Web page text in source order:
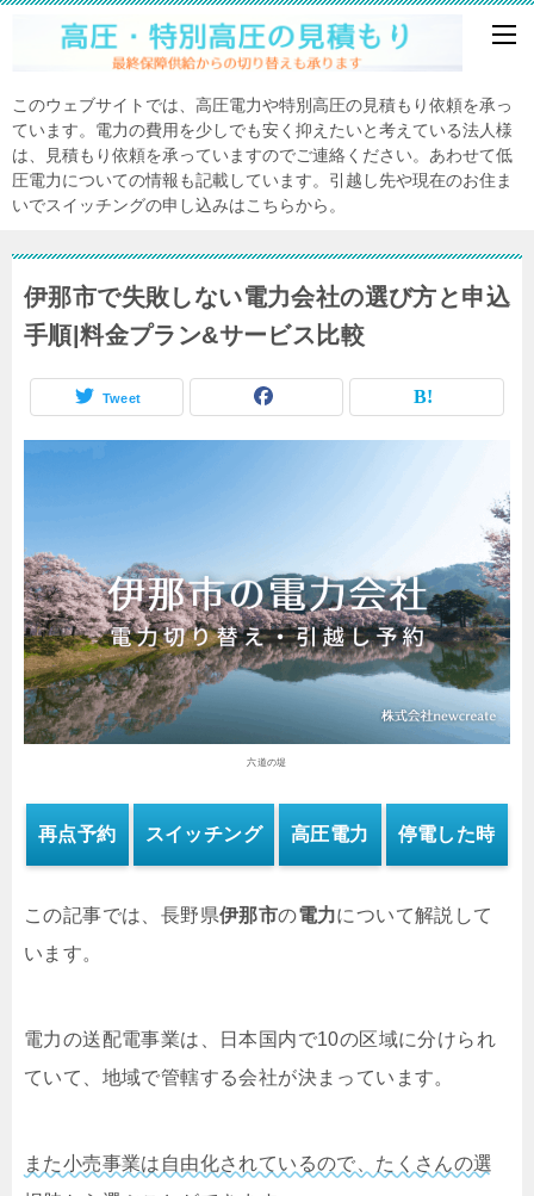
このウェブサイトでは、高圧電力や特別高圧の見積もり依頼を承っ
ています。電力の費用を少しでも安く抑えたいと考えている法人様
は、見積もり依頼を承っていますのでご連絡ください。あわせて低
圧電力についての情報も記載しています。引越し先や現在のお住ま
いでスイッチングの申し込みはこちらから。
伊那市で失敗しない電力会社の選び方と申込
手順|料金プラン&サービス比較
Tweet
六道の堤
再点予約 スイッチング 高圧電力 停電した時
この記事では、長野県伊那市の電力について解説して
います。
電力の送配電事業は、日本国内で10の区域に分けられ
ていて、地域で管轄する会社が決まっています。
また小売事業は自由化されているので、たくさんの選